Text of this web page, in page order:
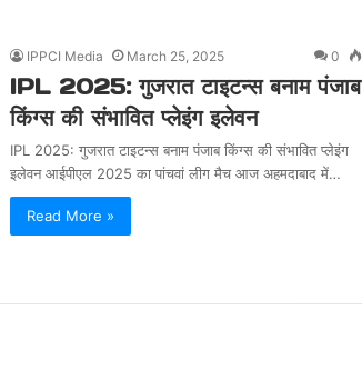
IPPCI Media March 25, 2025 0
IPL 2025: गुजरात टाइटन्स बनाम पंजाब
किंग्स की संभावित प्लेइंग इलेवन
IPL 2025: गुजरात टाइटन्स बनाम पंजाब किंग्स की संभावित प्लेइंग
इलेवन आईपीएल 2025 का पांचवां लीग मैच आज अहमदाबाद में…
Read More »